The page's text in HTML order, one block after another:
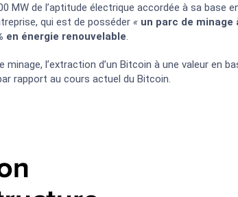
MW de l’aptitude électrique accordée à sa base
qui est de posséder « un parc de minage
en énergie renouvelable.
l’extraction d’un Bitcoin à une valeur en
rapport au cours actuel du Bitcoin.